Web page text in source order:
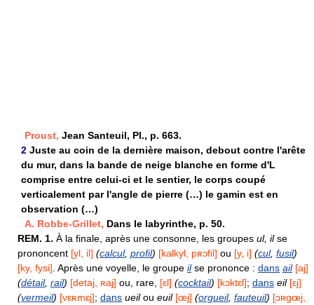
Proust, Jean Santeuil, Pl., p. 663.
2 Juste au coin de la dernière maison, debout contre l'arête
du mur, dans la bande de neige blanche en forme d'L
comprise entre celui-ci et le sentier, le corps coupé
verticalement par l'angle de pierre (…) le gamin est en
observation (…)
A. Robbe-Grillet, Dans le labyrinthe, p. 50.
REM. 1. À la finale, après une consonne, les groupes ul, ilse
prononcent [yl, il] (calcul, profil) [kalkyl, pʀɔfil] ou [y, i] (cul, fusil)
[ky, fysi] . Après une voyelle, le groupe ilse prononce : dans ail [aj]
(détail, rail) [detaj, ʀaj] ou, rare, [ɛl] (cocktail) [kɔktɛl]; dans eil [ɛj]
(vermeil) [vɛʀmɛj]; dans ueilou euil [œj] (orgueil, fauteuil) [ɔʀgœj,